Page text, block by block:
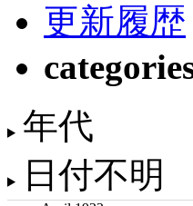
更新履歴
年代
日付不明